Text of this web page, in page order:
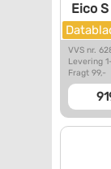
Eico
VVS nr.
Levering
Fragt 99,-